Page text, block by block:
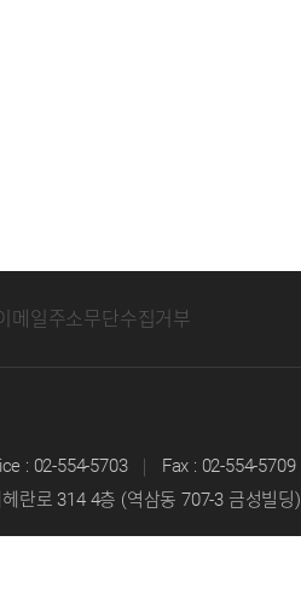
메일주소무단수집거부
: 02-554-5703 ｜ Fax : 02-554-5709
란로 314 4층 (역삼동 707-3 금성빌딩)